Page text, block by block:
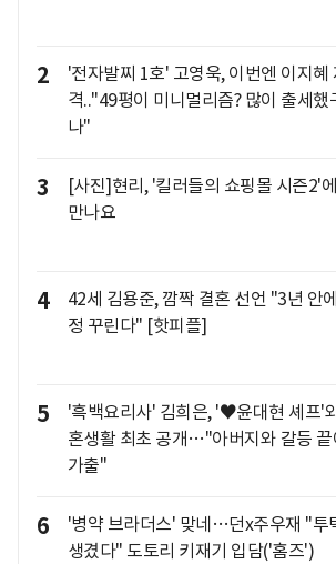
2
'전자발찌 1호' 고영욱, 이번엔 이지혜
격.."49평이 미니멀리즘? 많이 출세했
나"
3
[사진]현리, '킬러들의 쇼핑몰 시즌2'
만나요
4
42세 김용준, 깜짝 결혼 선언 "3년 안
정 꾸린다" [핫피플]
5
'흑백요리사' 김희은, '♥윤대현 셰프'
혼생활 최초 공개…"아버지와 갈등 끝
가출"
6
'병약 브라더스' 맞네…던x주우재 "투
생겼다" 도토리 키재기 입담('홈즈')